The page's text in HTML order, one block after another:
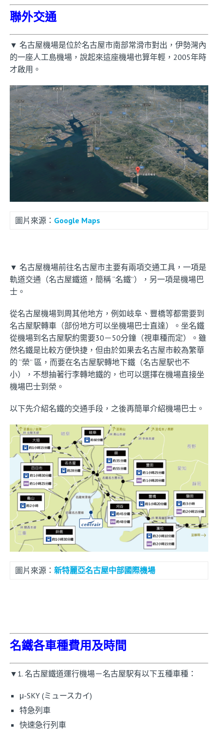
聯外交通
▼ 名古屋機場是位於名古屋市南部常滑市對出，伊勢灣內
的一座人工島機場，說起來這座機場也算年輕，2005年時
才啟用。
圖片來源： Google Maps
▼ 名古屋機場前往名古屋市主要有兩項交通工具，一項是
軌道交通（名古屋鐵道，簡稱 “名鐵”），另一項是機場巴
士。
從名古屋機場到周其他地方，例如岐阜、豐橋等都需要到
名古屋駅轉車（部份地方可以坐機場巴士直達）。坐名鐵
從機場到名古屋駅約需要30－50分鐘（視車種而定）。雖
然名鐵是比較方便快捷，但由於如果去名古屋市較為繁華
的 “榮” 區，而要在名古屋駅轉地下鐵（名古屋駅也不
小），不想抽著行李轉地鐵的，也可以選擇在機場直接坐
機場巴士到榮。
以下先介紹名鐵的交通手段，之後再簡單介紹機場巴士。
圖片來源： 新特麗亞名古屋中部國際機場
名鐵各車種費用及時間
▼1. 名古屋鐵道運行機場－名古屋駅有以下五種車種：
μ-SKY (ミュースカイ)
特急列車
快速急行列車